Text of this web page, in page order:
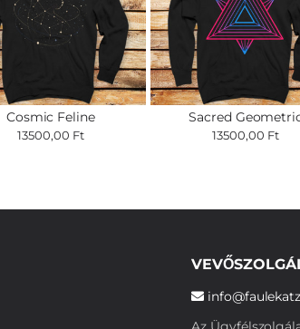
Cosmic Feline
13500,00 Ft
Sacred
13500,00 Ft